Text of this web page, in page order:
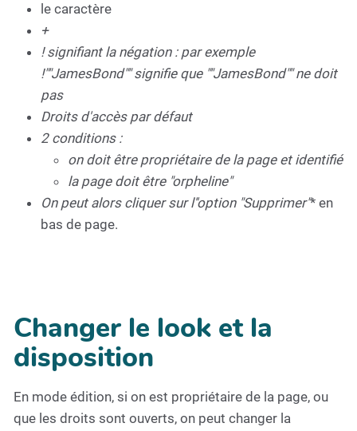
le caractère
+
!signifiant la négation : par exemple
!""JamesBond"" signifie que ""JamesBond""ne doit
pas
Droits d'accès par défaut
2 conditions :
on doit être propriétairede la page et identifié
la page doit être "orpheline"
On peut alors cliquer sur l''option "Supprimer"* en
bas de page.
Changer le look et la
disposition
En mode édition, si on est propriétaire de la page, ou
que les droits sont ouverts, on peut changer la